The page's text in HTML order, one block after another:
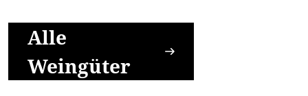
Alle
Weingüter